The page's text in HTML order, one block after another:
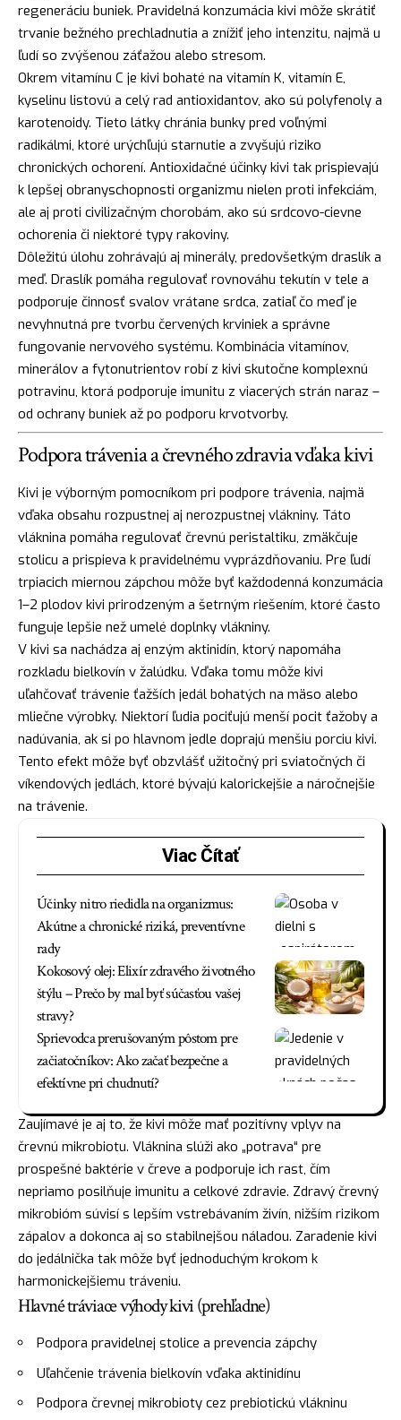
regeneráciu buniek. Pravidelná konzumácia kivi môže skrátiť
trvanie bežného prechladnutia a znížiť jeho intenzitu, najmä u
ľudí so zvýšenou záťažou alebo stresom.
Okrem vitamínu C je kivi bohaté na vitamín K, vitamín E,
kyselinu listovú a celý rad antioxidantov, ako sú polyfenoly a
karotenoidy. Tieto látky chránia bunky pred voľnými
radikálmi, ktoré urýchľujú starnutie a zvyšujú riziko
chronických ochorení. Antioxidačné účinky kivi tak prispievajú
k lepšej obranyschopnosti organizmu nielen proti infekciám,
ale aj proti civilizačným chorobám, ako sú srdcovo-cievne
ochorenia či niektoré typy rakoviny.
Dôležitú úlohu zohrávajú aj minerály, predovšetkým draslík a
meď. Draslík pomáha regulovať rovnováhu tekutín v tele a
podporuje činnosť svalov vrátane srdca, zatiaľ čo meď je
nevyhnutná pre tvorbu červených krviniek a správne
fungovanie nervového systému. Kombinácia vitamínov,
minerálov a fytonutrientov robí z kivi skutočne komplexnú
potravinu, ktorá podporuje imunitu z viacerých strán naraz –
od ochrany buniek až po podporu krvotvorby.
Podpora trávenia a črevného zdravia vďaka kivi
Kivi je výborným pomocníkom pri podpore trávenia, najmä
vďaka obsahu rozpustnej aj nerozpustnej vlákniny. Táto
vláknina pomáha regulovať črevnú peristaltiku, zmäkčuje
stolicu a prispieva k pravidelnému vyprázdňovaniu. Pre ľudí
trpiacich miernou zápchou môže byť každodenná konzumácia
1–2 plodov kivi prirodzeným a šetrným riešením, ktoré často
funguje lepšie než umelé doplnky vlákniny.
V kivi sa nachádza aj enzým aktinidín, ktorý napomáha
rozkladu bielkovín v žalúdku. Vďaka tomu môže kivi
uľahčovať trávenie ťažších jedál bohatých na mäso alebo
mliečne výrobky. Niektorí ľudia pociťujú menší pocit ťažoby a
nadúvania, ak si po hlavnom jedle doprajú menšiu porciu kivi.
Tento efekt môže byť obzvlášť užitočný pri sviatočných či
víkendových jedlách, ktoré bývajú kalorickejšie a náročnejšie
na trávenie.
Viac Čítať
Účinky nitro riedidla na organizmus:
Akútne a chronické riziká, preventívne
rady
Kokosový olej: Elixír zdravého životného
štýlu – Prečo by mal byť súčasťou vašej
stravy?
Sprievodca prerušovaným pôstom pre
začiatočníkov: Ako začať bezpečne a
efektívne pri chudnutí?
Zaujímavé je aj to, že kivi môže mať pozitívny vplyv na
črevnú mikrobiotu. Vláknina slúži ako „potrava“ pre
prospešné baktérie v čreve a podporuje ich rast, čím
nepriamo posilňuje imunitu a celkové zdravie. Zdravý črevný
mikrobióm súvisí s lepším vstrebávaním živín, nižším rizikom
zápalov a dokonca aj so stabilnejšou náladou. Zaradenie kivi
do jedálnička tak môže byť jednoduchým krokom k
harmonickejšiemu tráveniu.
Hlavné tráviace výhody kivi (prehľadne)
Podpora pravidelnej stolice a prevencia zápchy
Uľahčenie trávenia bielkovín vďaka aktinidínu
Podpora črevnej mikrobioty cez prebiotickú vlákninu